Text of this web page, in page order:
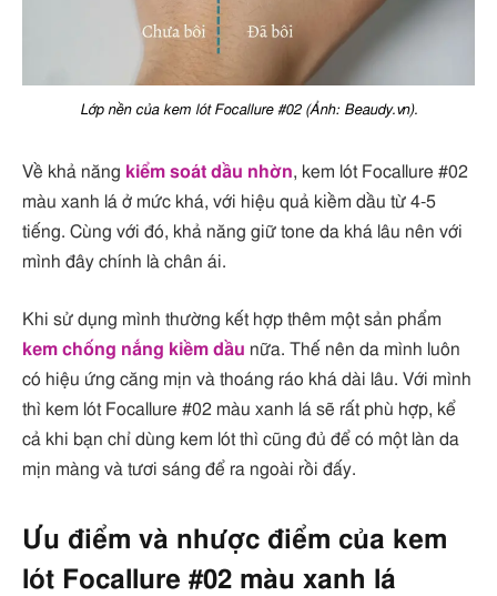
Lớp nền của kem lót Focallure #02 (Ảnh: Beaudy.vn).
Về khả năng kiểm soát dầu nhờn, kem lót Focallure #02
màu xanh lá ở mức khá, với hiệu quả kiềm dầu từ 4-5
tiếng. Cùng với đó, khả năng giữ tone da khá lâu nên với
mình đây chính là chân ái.
Khi sử dụng mình thường kết hợp thêm một sản phẩm
kem chống nắng kiềm dầu nữa. Thế nên da mình luôn
có hiệu ứng căng mịn và thoáng ráo khá dài lâu. Với mình
thì kem lót Focallure #02 màu xanh lá sẽ rất phù hợp, kể
cả khi bạn chỉ dùng kem lót thì cũng đủ để có một làn da
mịn màng và tươi sáng để ra ngoài rồi đấy.
Ưu điểm và nhược điểm của kem
lót Focallure #02 màu xanh lá